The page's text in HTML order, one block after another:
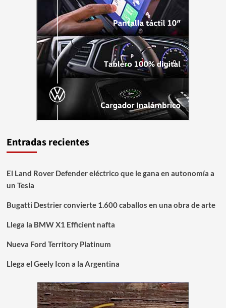
Entradas recientes
El Land Rover Defender eléctrico que le gana en autonomía a
un Tesla
Bugatti Destrier convierte 1.600 caballos en una obra de arte
Llega la BMW X1 Efficient nafta
Nueva Ford Territory Platinum
Llega el Geely Icon a la Argentina